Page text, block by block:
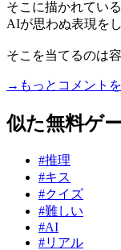
そこに描かれてい
AIが思わぬ表現を
そこを当てるのは
→もっとコメント
似た無料ゲ
#推理
#キス
#クイズ
#難しい
#AI
#リアル